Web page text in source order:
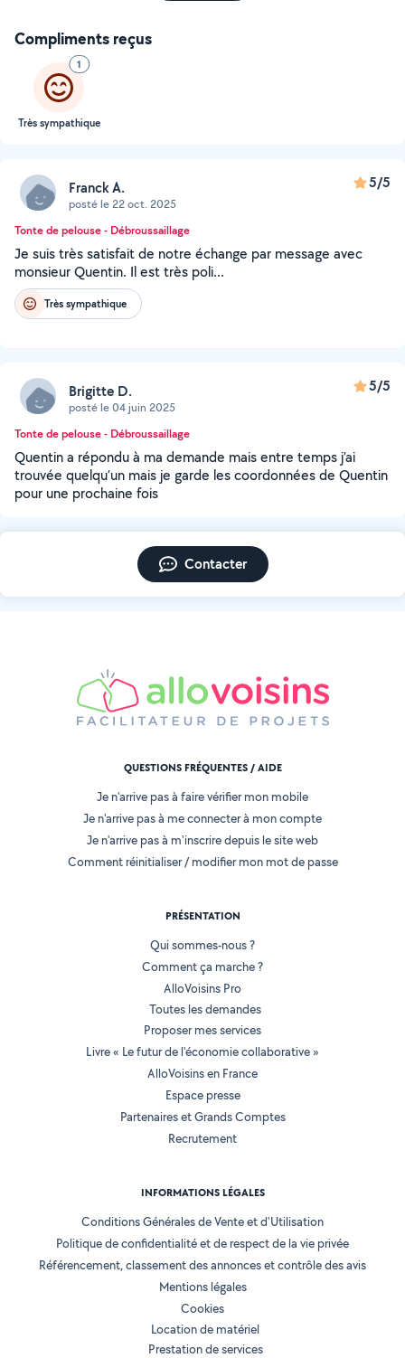
Compliments reçus
1
Très sympathique
Franck A.
posté le 22 oct. 2025
5/5
Tonte de pelouse - Débroussaillage
Je suis très satisfait de notre échange par message avec
monsieur Quentin. Il est très poli...
Très sympathique
Brigitte D.
posté le 04 juin 2025
5/5
Tonte de pelouse - Débroussaillage
Quentin a répondu à ma demande mais entre temps j’ai
trouvée quelqu’un mais je garde les coordonnées de Quentin
pour une prochaine fois
Contacter
QUESTIONS FRÉQUENTES / AIDE
Je n'arrive pas à faire vérifier mon mobile
Je n'arrive pas à me connecter à mon compte
Je n'arrive pas à m'inscrire depuis le site web
Comment réinitialiser / modifier mon mot de passe
PRÉSENTATION
Qui sommes-nous ?
Comment ça marche ?
AlloVoisins Pro
Toutes les demandes
Proposer mes services
Livre « Le futur de l'économie collaborative »
AlloVoisins en France
Espace presse
Partenaires et Grands Comptes
Recrutement
INFORMATIONS LÉGALES
Conditions Générales de Vente et d'Utilisation
Politique de confidentialité et de respect de la vie privée
Référencement, classement des annonces et contrôle des avis
Mentions légales
Cookies
Location de matériel
Prestation de services